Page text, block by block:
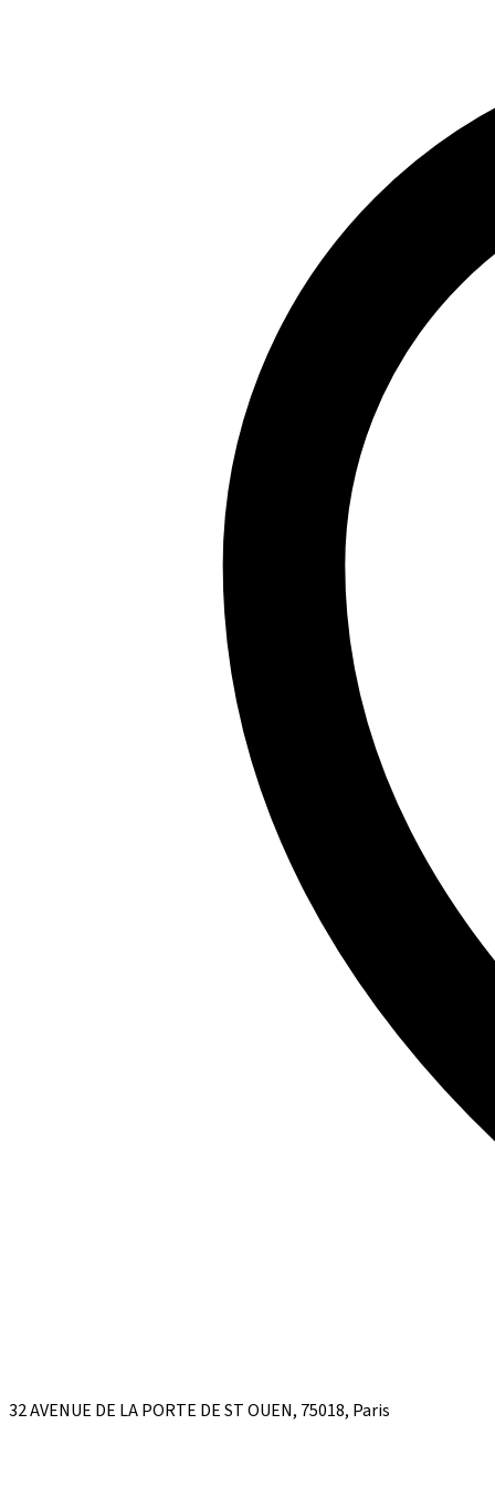
32 AVENUE DE LA PORTE DE ST OUEN, 75018, Paris